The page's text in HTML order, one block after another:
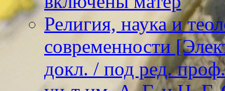
Религия, наука и
современности
докл. / под ред.